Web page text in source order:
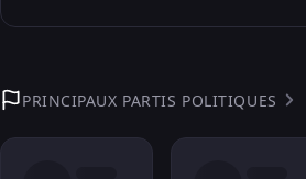
PRINCIPAUX PARTIS POLITIQUES